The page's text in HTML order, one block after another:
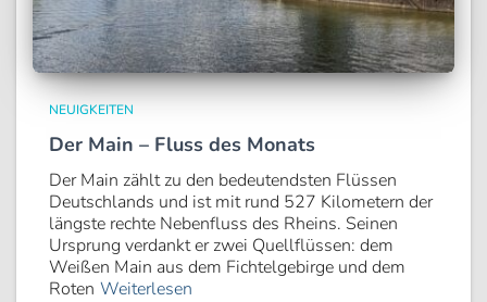
NEUIGKEITEN
Der Main – Fluss des Monats
Der Main zählt zu den bedeutendsten Flüssen
Deutschlands und ist mit rund 527 Kilometern der
längste rechte Nebenfluss des Rheins. Seinen
Ursprung verdankt er zwei Quellflüssen: dem
Weißen Main aus dem Fichtelgebirge und dem
Roten Weiterlesen